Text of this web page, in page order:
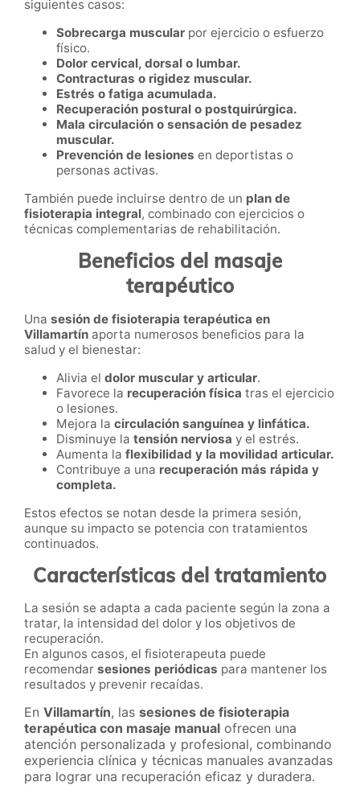
siguientes casos:
Sobrecarga muscular por ejercicio o esfuerzo
físico.
Dolor cervical, dorsal o lumbar.
Contracturas o rigidez muscular.
Estrés o fatiga acumulada.
Recuperación postural o postquirúrgica.
Mala circulación o sensación de pesadez
muscular.
Prevención de lesiones en deportistas o
personas activas.
También puede incluirse dentro de un plan de
fisioterapia integral, combinado con ejercicios o
técnicas complementarias de rehabilitación.
Beneficios del masaje
terapéutico
Una sesión de fisioterapia terapéutica en
Villamartín aporta numerosos beneficios para la
salud y el bienestar:
Alivia el dolor muscular y articular.
Favorece la recuperación física tras el ejercicio
o lesiones.
Mejora la circulación sanguínea y linfática.
Disminuye la tensión nerviosa y el estrés.
Aumenta la flexibilidad y la movilidad articular.
Contribuye a una recuperación más rápida y
completa.
Estos efectos se notan desde la primera sesión,
aunque su impacto se potencia con tratamientos
continuados.
Características del tratamiento
La sesión se adapta a cada paciente según la zona a
tratar, la intensidad del dolor y los objetivos de
recuperación.
En algunos casos, el fisioterapeuta puede
recomendar sesiones periódicas para mantener los
resultados y prevenir recaídas.
En Villamartín, las sesiones de fisioterapia
terapéutica con masaje manual ofrecen una
atención personalizada y profesional, combinando
experiencia clínica y técnicas manuales avanzadas
para lograr una recuperación eficaz y duradera.